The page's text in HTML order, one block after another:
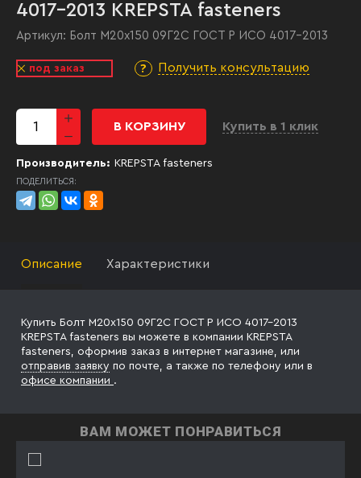
4017-2013 KREPSTA fasteners
Артикул: Болт М20х150 09Г2С ГОСТ Р ИСО 4017-2013
под заказ Получить консультацию
В КОРЗИНУ Купить в 1 клик
Производитель: KREPSTA fasteners
ПОДЕЛИТЬСЯ:
Описание Характеристики
Купить Болт М20х150 09Г2С ГОСТ Р ИСО 4017-2013
KREPSTA fasteners вы можете в компании KREPSTA
fasteners, оформив заказ в интернет магазине, или
отправив заявку по почте, а также по телефону или в
офисе компании .
ВАМ МОЖЕТ ПОНРАВИТЬСЯ